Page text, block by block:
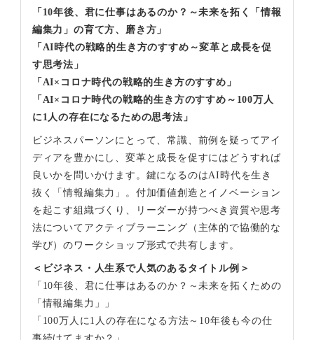
「10年後、君に仕事はあるのか？～未来を拓く「情報
編集力」の育て方、磨き方」
「AI時代の戦略的生き方のすすめ～変革と成長を促
す思考法」
「AI×コロナ時代の戦略的生き方のすすめ」
「AI×コロナ時代の戦略的生き方のすすめ～100万人
に1人の存在になるための思考法」
ビジネスパーソンにとって、常識、前例を疑ってアイ
ディアを豊かにし、変革と成長を促すにはどうすれば
良いかを問いかけます。鍵になるのはAI時代を生き
抜く「情報編集力」。付加価値創造とイノベーション
を起こす組織づくり、リーダーが持つべき資質や思考
法についてアクティブラーニング（主体的で協働的な
学び）のワークショップ形式で共有します。
＜ビジネス・人生系で人気のあるタイトル例＞
「10年後、君に仕事はあるのか？～未来を拓くための
「情報編集力」」
「100万人に1人の存在になる方法～10年後も今の仕